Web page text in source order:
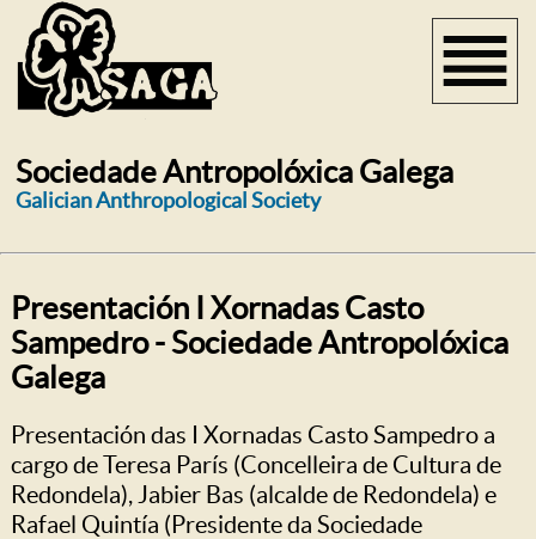
Sociedade Antropolóxica Galega
Galician Anthropological Society
Presentación I Xornadas Casto
Sampedro - Sociedade Antropolóxica
Galega
Presentación das I Xornadas Casto Sampedro a
cargo de Teresa París (Concelleira de Cultura de
Redondela), Jabier Bas (alcalde de Redondela) e
Rafael Quintía (Presidente da Sociedade